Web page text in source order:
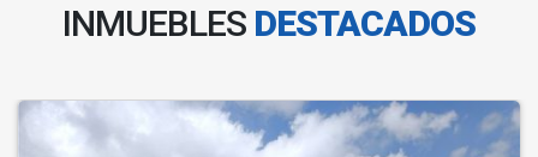
INMUEBLES DESTACADOS